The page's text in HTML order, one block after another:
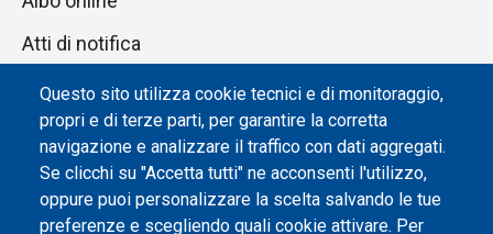
Questo sito utilizza cookie tecnici e di monitoraggio,
propri e di terze parti, per garantire la corretta
navigazione e analizzare il traffico con dati aggregati.
Se clicchi su "Accetta tutti" ne acconsenti l'utilizzo,
oppure puoi personalizzare la scelta salvando le tue
preferenze e scegliendo quali cookie attivare. Per
Atti di notifica
Dichiarazione di accessibilità
Impostazione dei cookie